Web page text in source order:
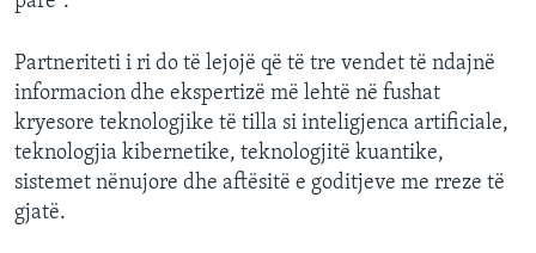
Partneriteti i ri do të lejojë që të tre vendet të ndajnë
informacion dhe ekspertizë më lehtë në fushat
kryesore teknologjike të tilla si inteligjenca artificiale,
teknologjia kibernetike, teknologjitë kuantike,
sistemet nënujore dhe aftësitë e goditjeve me rreze të
gjatë.